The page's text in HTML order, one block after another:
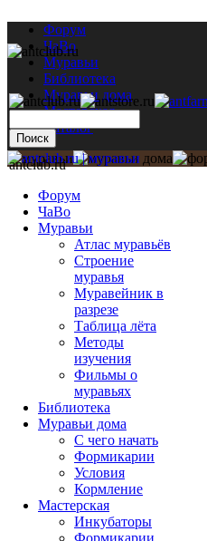
Форум
ЧаВо
Муравьи
Библиотека
Муравьи дома
Мастерская
Каталог
antclub.ru
Форум
ЧаВо
Муравьи
Атлас муравьёв
Строение
муравья
Муравейник в
разрезе
Таблица лёта
Методы
изучения
Фильмы о
муравьях
Библиотека
Муравьи дома
С чего начать
Формикарии
Условия
Кормление
Мастерская
Инкубаторы
Формикарии